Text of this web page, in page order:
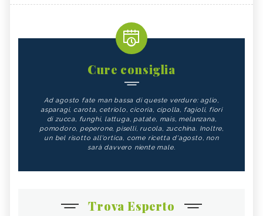
Cure consiglia
Ad agosto fate man bassa di queste verdure: aglio,
asparagi, carota, cetriolo, cicoria, cipolla, fagioli, fiori
di zucca, funghi, lattuga, patate, mais, melanzana,
pomodoro, peperone, piselli, rucola, zucchina. Inoltre,
un bel risotto all'ortica, come ricetta d'agosto, non
sarà davvero niente male.
Trova Esperto